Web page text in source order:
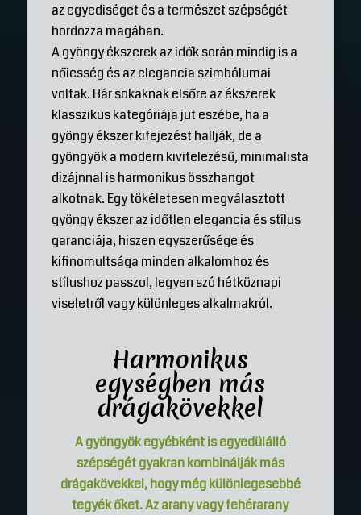
az egyediséget és a természet szépségét
hordozza magában.
A gyöngy ékszerek az idők során mindig is a
nőiesség és az elegancia szimbólumai
voltak. Bár sokaknak elsőre az ékszerek
klasszikus kategóriája jut eszébe, ha a
gyöngy ékszer kifejezést hallják, de a
gyöngyök a modern kivitelezésű, minimalista
dizájnnal is harmonikus összhangot
alkotnak. Egy tökéletesen megválasztott
gyöngy ékszer az időtlen elegancia és stílus
garanciája, hiszen egyszerűsége és
kifinomultsága minden alkalomhoz és
stílushoz passzol, legyen szó hétköznapi
viseletről vagy különleges alkalmakról.
Harmonikus
egységben más
drágakövekkel
A gyöngyök egyébként is egyedülálló
szépségét gyakran kombinálják más
drágakövekkel, hogy még különlegesebbé
tegyék őket. Az arany vagy fehérarany